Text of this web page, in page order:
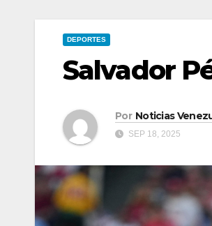
DEPORTES
Salvador
Por Noticias
SEP 18, 2025